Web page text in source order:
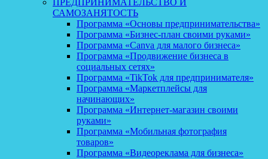
ПРЕДПРИНИМАТЕЛЬСТВО И
САМОЗАНЯТОСТЬ
Программа «Основы предпринимательства»
Программа «Бизнес-план своими руками»
Программа «Canva для малого бизнеса»
Программа «Продвижение бизнеса в
социальных сетях»
Программа «TikTok для предпринимателя»
Программа «Маркетплейсы для
начинающих»
Программа «Интернет-магазин своими
руками»
Программа «Мобильная фотография
товаров»
Программа «Видеореклама для бизнеса»